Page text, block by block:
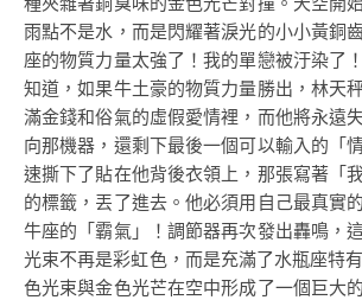
雨點不是水，而是閃耀著淚光的小小黃銅
座的物質力量太強了！我的單戀被汙染了
知道，如果牛土豪的物質力量勝出，林天
滿金錢和俗氣的虛假愛情裡，而他將永遠
向那機器，還剩下最後一個可以輸入的「
速撕下了貼在他背後衣領上，那張寫著「
的標籤，丟了進去。他必須用自己最真實
牛座的「霸氣」！調節器再次發出轟鳴，
光束不再是彩虹色，而是充滿了水瓶座特
色光束與金色光芒在空中形成了一個巨大